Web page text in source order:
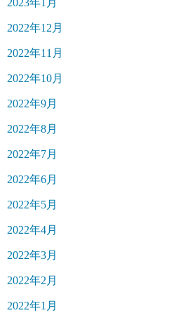
2023年1月
2022年12月
2022年11月
2022年10月
2022年9月
2022年8月
2022年7月
2022年6月
2022年5月
2022年4月
2022年3月
2022年2月
2022年1月